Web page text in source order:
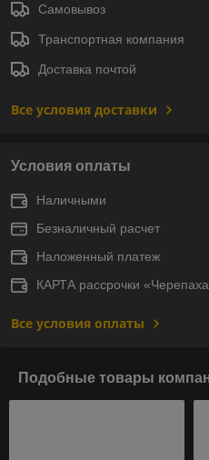
Самовывоз
Транспортная компания
Доставка почтой
Все условия доставки
Условия оплаты
Наличными
Безналичный расчет
Наложенный платеж
КАРТА рассрочки
Все условия оплаты
Подобные товары